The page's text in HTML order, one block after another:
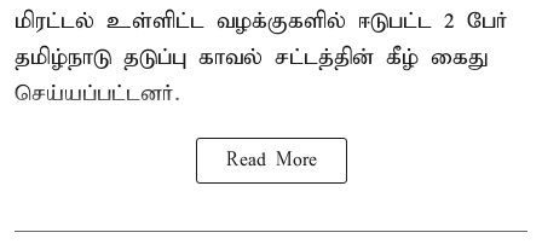
மிரட்டல் உள்ளிட்ட வழக்குகளில் ஈடுபட்ட 2 பேர்
தமிழ்நாடு தடுப்பு காவல் சட்டத்தின் கீழ் கைது
செய்யப்பட்டனர்.
Read More